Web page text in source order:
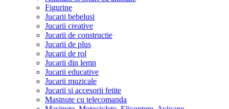
Figurine
Jucarii bebelusi
Jucarii creative
Jucarii de constructie
Jucarii de plus
Jucarii de rol
Jucarii din lemn
Jucarii educative
Jucarii muzicale
Jucarii si accesorii fetite
Masinute cu telecomanda